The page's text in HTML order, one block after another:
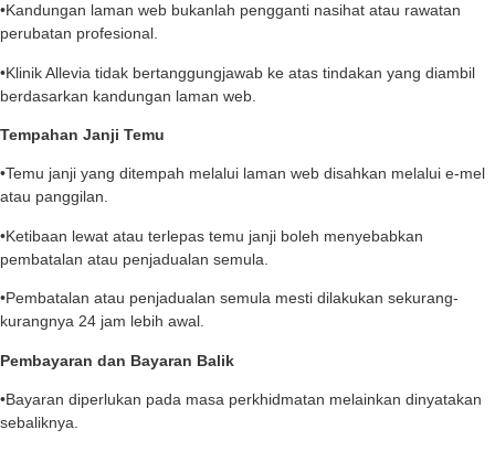
•Kandungan laman web bukanlah pengganti nasihat atau rawatan
perubatan profesional.
•Klinik Allevia tidak bertanggungjawab ke atas tindakan yang diambil
berdasarkan kandungan laman web.
Tempahan Janji Temu
•Temu janji yang ditempah melalui laman web disahkan melalui e-mel
atau panggilan.
•Ketibaan lewat atau terlepas temu janji boleh menyebabkan
pembatalan atau penjadualan semula.
•Pembatalan atau penjadualan semula mesti dilakukan sekurang-
kurangnya 24 jam lebih awal.
Pembayaran dan Bayaran Balik
•Bayaran diperlukan pada masa perkhidmatan melainkan dinyatakan
sebaliknya.